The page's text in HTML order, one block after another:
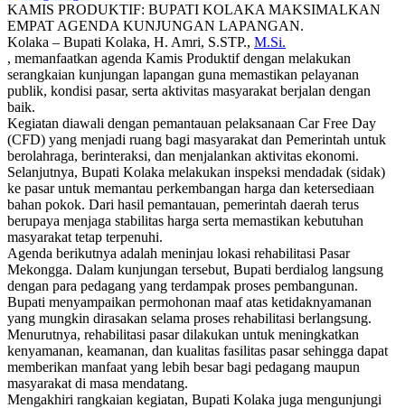
KAMIS PRODUKTIF: BUPATI KOLAKA MAKSIMALKAN
EMPAT AGENDA KUNJUNGAN LAPANGAN.
Kolaka – Bupati Kolaka, H. Amri, S.STP., M.Si.
, memanfaatkan agenda Kamis Produktif dengan melakukan
serangkaian kunjungan lapangan guna memastikan pelayanan
publik, kondisi pasar, serta aktivitas masyarakat berjalan dengan
baik.
Kegiatan diawali dengan pemantauan pelaksanaan Car Free Day
(CFD) yang menjadi ruang bagi masyarakat dan Pemerintah untuk
berolahraga, berinteraksi, dan menjalankan aktivitas ekonomi.
Selanjutnya, Bupati Kolaka melakukan inspeksi mendadak (sidak)
ke pasar untuk memantau perkembangan harga dan ketersediaan
bahan pokok. Dari hasil pemantauan, pemerintah daerah terus
berupaya menjaga stabilitas harga serta memastikan kebutuhan
masyarakat tetap terpenuhi.
Agenda berikutnya adalah meninjau lokasi rehabilitasi Pasar
Mekongga. Dalam kunjungan tersebut, Bupati berdialog langsung
dengan para pedagang yang terdampak proses pembangunan.
Bupati menyampaikan permohonan maaf atas ketidaknyamanan
yang mungkin dirasakan selama proses rehabilitasi berlangsung.
Menurutnya, rehabilitasi pasar dilakukan untuk meningkatkan
kenyamanan, keamanan, dan kualitas fasilitas pasar sehingga dapat
memberikan manfaat yang lebih besar bagi pedagang maupun
masyarakat di masa mendatang.
Mengakhiri rangkaian kegiatan, Bupati Kolaka juga mengunjungi